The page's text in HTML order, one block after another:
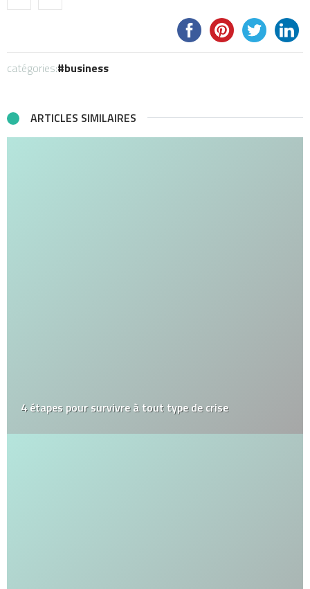
catégories: business
ARTICLES SIMILAIRES
4 étapes pour survivre à tout type de crise